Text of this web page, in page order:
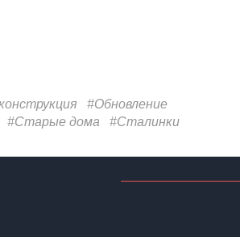
#Обновление
#Старые дома #Сталинки